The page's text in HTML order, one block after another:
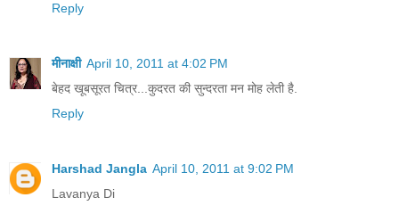
Reply
मीनाक्षी April 10, 2011 at 4:02 PM
बेहद खूबसूरत चित्र...कुदरत की सुन्दरता मन मोह लेती है.
Reply
Harshad Jangla April 10, 2011 at 9:02 PM
Lavanya Di